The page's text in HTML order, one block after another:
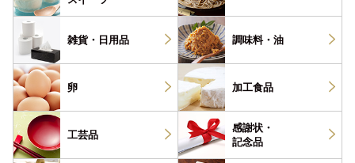
雑貨・ 日用品 調味料・ 油
卵 加工食品
工芸品
感謝状・
記念品